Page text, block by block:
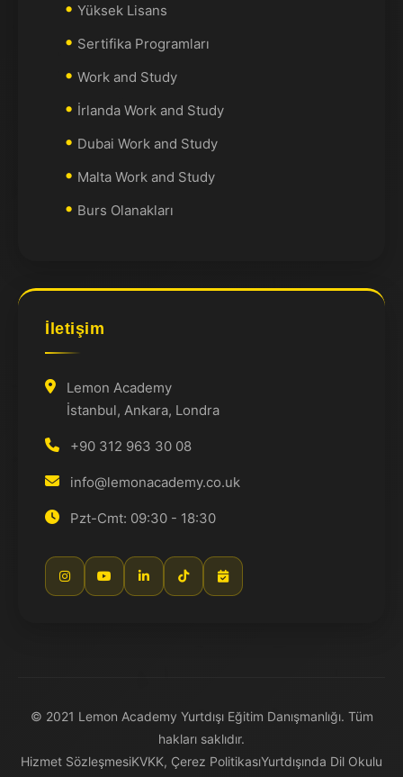
Yüksek Lisans
Sertifika Programları
Work and Study
İrlanda Work and Study
Dubai Work and Study
Malta Work and Study
Burs Olanakları
İletişim
Lemon Academy
İstanbul, Ankara, Londra
+90 312 963 30 08
info@lemonacademy.co.uk
Pzt-Cmt: 09:30 - 18:30
© 2021 Lemon Academy Yurtdışı Eğitim Danışmanlığı. Tüm
hakları saklıdır.
Hizmet SözleşmesiKVKK, Çerez PolitikasıYurtdışında Dil Okulu